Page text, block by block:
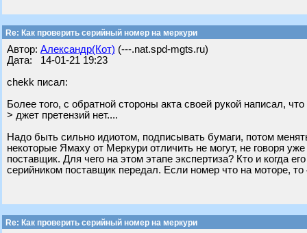
Re: Как проверить серийный номер на меркури
Автор: Александр(Кот) (---.nat.spd-mgts.ru)
Дата: 14-01-21 19:23
chekk писал:
Более того, с обратной стороны акта своей рукой написал,
> джет претензий нет....
Надо быть сильно идиотом, подписывать бумаги, потом
некоторые Ямаху от Меркури отличить не могут, не говоря
поставщик. Для чего на этом этапе экспертиза? Кто и когда
серийником поставщик передал. Если номер что на моторе,
Re: Как проверить серийный номер на меркури